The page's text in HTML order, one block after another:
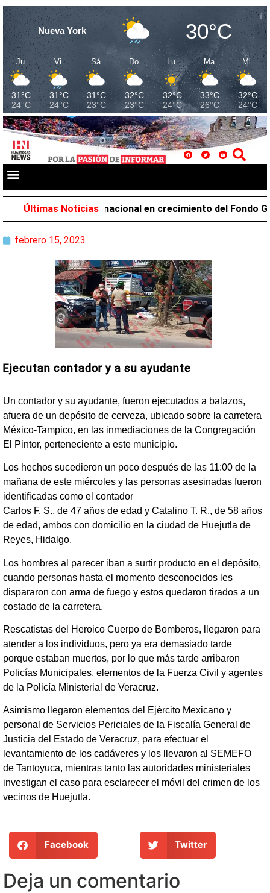
Nueva York 30°C
Ju
31°C
24°C
Vi
31°C
24°C
Sá
31°C
23°C
Do
32°C
23°C
Lu
32°C
24°C
Ma
33°C
26°C
Mi
32°C
24°C
Últimas Noticias
el primer lugar nacional en crecimiento del Fondo
febrero 15, 2023
Ejecutan contador y a su ayudante
Un contador y su ayudante, fueron ejecutados a balazos,
afuera de un depósito de cerveza, ubicado sobre la carretera
México-Tampico, en las inmediaciones de la Congregación
El Pintor, perteneciente a este municipio.
Los hechos sucedieron un poco después de las 11:00 de la
mañana de este miércoles y las personas asesinadas fueron
identificadas como el contador
Carlos F. S., de 47 años de edad y Catalino T. R., de 58 años
de edad, ambos con domicilio en la ciudad de Huejutla de
Reyes, Hidalgo.
Los hombres al parecer iban a surtir producto en el depósito,
cuando personas hasta el momento desconocidos les
dispararon con arma de fuego y estos quedaron tirados a un
costado de la carretera.
Rescatistas del Heroico Cuerpo de Bomberos, llegaron para
atender a los individuos, pero ya era demasiado tarde
porque estaban muertos, por lo que más tarde arribaron
Policías Municipales, elementos de la Fuerza Civil y agentes
de la Policía Ministerial de Veracruz.
Asimismo llegaron elementos del Ejército Mexicano y
personal de Servicios Periciales de la Fiscalía General de
Justicia del Estado de Veracruz, para efectuar el
levantamiento de los cadáveres y los llevaron al SEMEFO
de Tantoyuca, mientras tanto las autoridades ministeriales
investigan el caso para esclarecer el móvil del crimen de los
vecinos de Huejutla.
Facebook Twitter
Deja un comentario